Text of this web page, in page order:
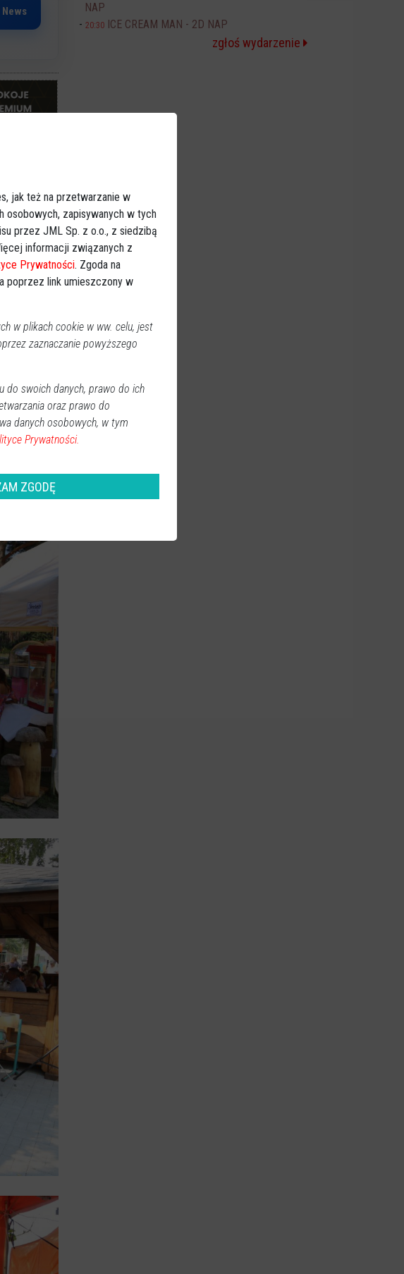
NAP
20:30 ICE CREAM MAN - 2D NAP
zgłoś wydarzenie
jak też na przetwarzanie w
osobowych, zapisywanych w tych
przez JML Sp. z o.o., z siedzibą
informacji związanych z
Prywatności. Zgoda na
poprzez link umieszczony w
w plikach cookie w ww. celu, jest
zaznaczanie powyższego
do swoich danych, prawo do ich
oraz prawo do
danych osobowych, w tym
Prywatności.
ZGODĘ